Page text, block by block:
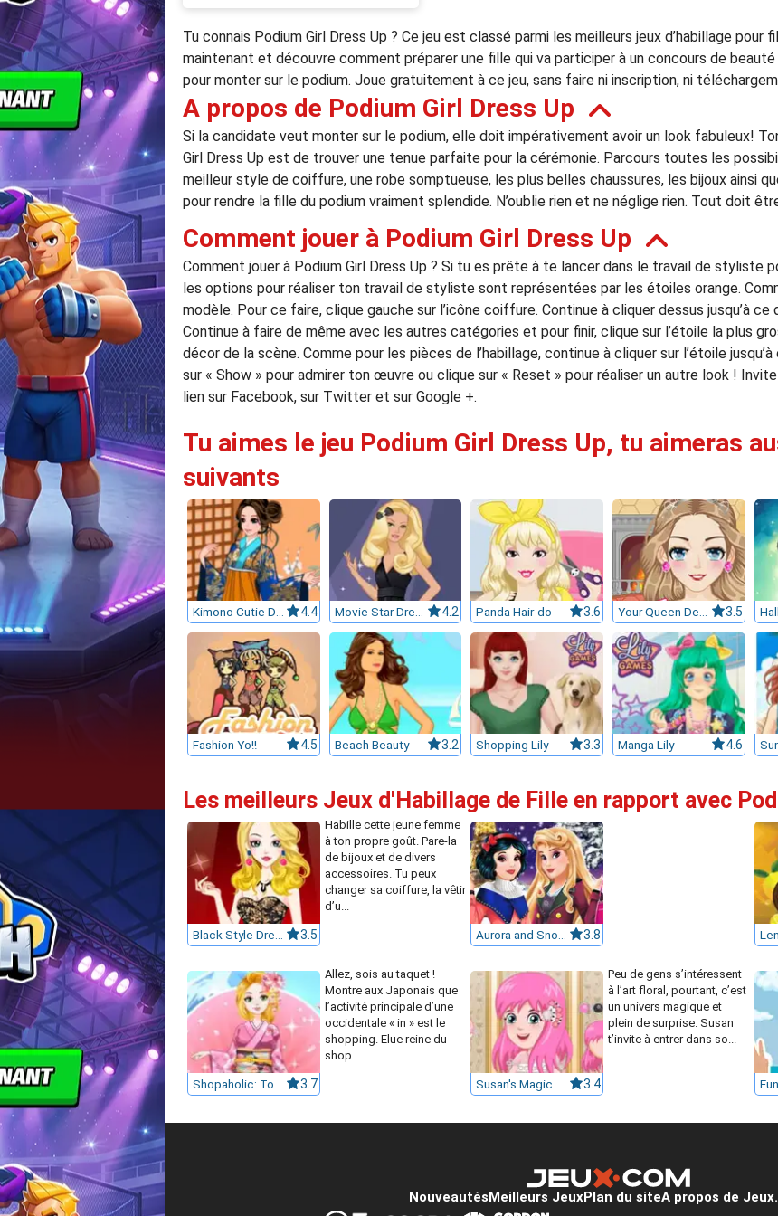
Tu connais Podium Girl Dress Up ? Ce jeu est classé parmi les meilleurs jeux d’habillage pour
maintenant et découvre comment préparer une fille qui va participer à un concours de
pour monter sur le podium. Joue gratuitement à ce jeu, sans faire ni inscription, ni
A propos de Podium Girl Dress Up
Si la candidate veut monter sur le podium, elle doit impérativement avoir un look fabuleux!
Girl Dress Up est de trouver une tenue parfaite pour la cérémonie. Parcours toutes les
meilleur style de coiffure, une robe somptueuse, les plus belles chaussures, les bijoux ainsi
pour rendre la fille du podium vraiment splendide. N’oublie rien et ne néglige rien. Tout doit
Comment jouer à Podium Girl Dress Up
Comment jouer à Podium Girl Dress Up ? Si tu es prête à te lancer dans le travail de styliste
les options pour réaliser ton travail de styliste sont représentées par les étoiles orange.
modèle. Pour ce faire, clique gauche sur l’icône coiffure. Continue à cliquer dessus jusqu’à
Continue à faire de même avec les autres catégories et pour finir, clique sur l’étoile la plus
décor de la scène. Comme pour les pièces de l’habillage, continue à cliquer sur l’étoile
sur « Show » pour admirer ton œuvre ou clique sur « Reset » pour réaliser un autre look !
lien sur Facebook, sur Twitter et sur Google +.
Tu aimes le jeu Podium Girl Dress Up, tu aimeras
suivants
Kimono Cutie Dress Up 4.4 Movie Star Dress Up 4.2 Panda Hair-do 3.6 Your Queen Destiny 3.5
Fashion Yo!! 4.5 Beach Beauty 3.2 Shopping Lily 3.3 Manga Lily 4.6
Les meilleurs Jeux d'Habillage de Fille en rapport avec
3.5
Habille cette jeune femme
à ton propre goût. Pare-la
de bijoux et de divers
accessoires. Tu peux
changer sa coiffure, la vêtir
d’u...
3.8
3.7
Allez, sois au taquet !
Montre aux Japonais que
l’activité principale d’une
occidentale « in » est le
shopping. Elue reine du
shop...
3.4
Peu de gens s’intéressent
à l’art floral, pourtant, c’est
un univers magique et
plein de surprise. Susan
t’invite à entrer dans so...
Nouveautés Meilleurs JeuxPlan du siteA propos de